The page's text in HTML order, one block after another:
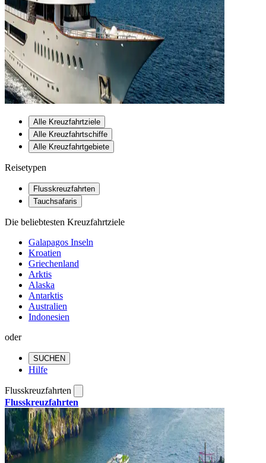
Alle Kreuzfahrtziele
Alle Kreuzfahrtschiffe
Alle Kreuzfahrtgebiete
Reisetypen
Flusskreuzfahrten
Tauchsafaris
Die beliebtesten Kreuzfahrtziele
Galapagos Inseln
Kroatien
Griechenland
Arktis
Alaska
Antarktis
Australien
Indonesien
oder
SUCHEN
Hilfe
Flusskreuzfahrten
Flusskreuzfahrten